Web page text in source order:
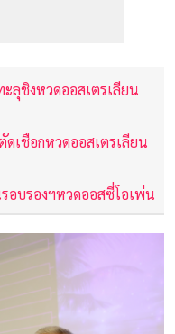
ลุชิงหวดออสเตรเลียน
เชือกหวดออสเตรเลียน
อบรองฯหวดออสซี่โอเพ่น